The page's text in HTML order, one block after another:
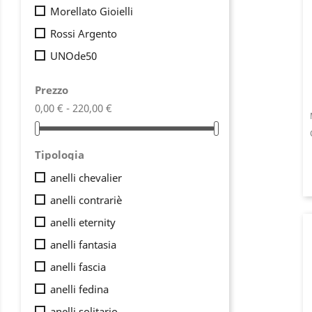
Morellato Gioielli
Rossi Argento
UNOde50
Prezzo
0,00 € - 220,00 €
Tipologia
anelli chevalier
anelli contrariè
anelli eternity
anelli fantasia
anelli fascia
anelli fedina